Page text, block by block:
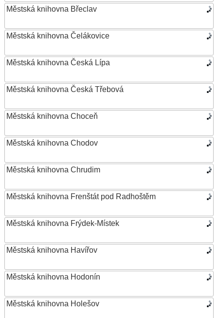
Městská knihovna Břeclav
Městská knihovna Čelákovice
Městská knihovna Česká Lípa
Městská knihovna Česká Třebová
Městská knihovna Choceň
Městská knihovna Chodov
Městská knihovna Chrudim
Městská knihovna Frenštát pod Radhoštěm
Městská knihovna Frýdek-Místek
Městská knihovna Havířov
Městská knihovna Hodonín
Městská knihovna Holešov